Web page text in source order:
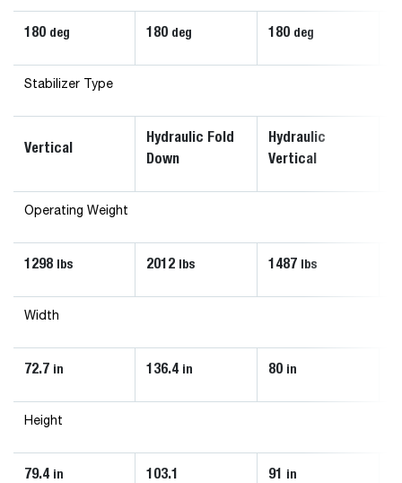
180 deg 180 deg 180 deg
Stabilizer Type
Vertical
Hydraulic Fold
Down
Hydraulic
Vertical
Operating Weight
1298 lbs 2012 lbs 1487 lbs
Width
72.7 in 136.4 in 80 in
Height
79.4 in 103.1 91 in